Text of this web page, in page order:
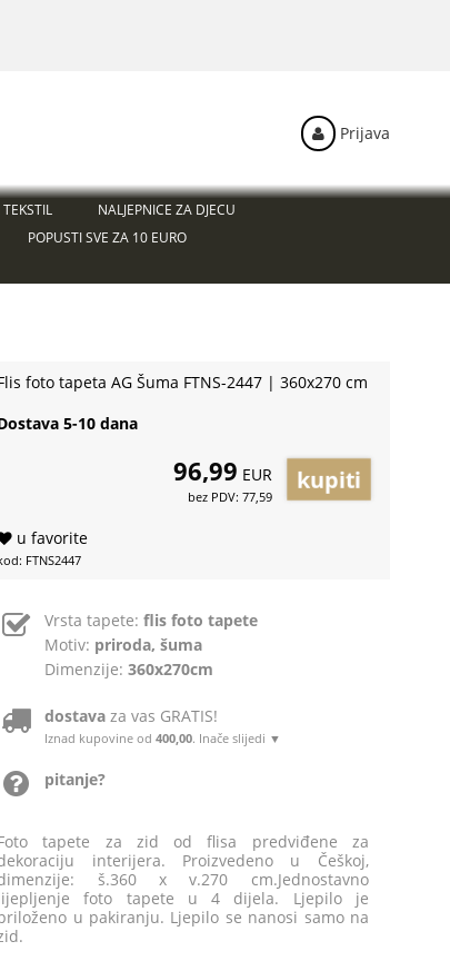
foto tapeta AG Šuma FTNS-2447 | 360x270 cm
5-10 dana
96,99 EUR
bez PDV: 77,59
u favorite
FTNS2447
Vrsta tapete:flis foto tapete
Motiv: priroda, šuma
Dimenzije:360x270cm
dostava za vas GRATIS!
Iznad kupovine od400,00. Inače slijedi ▼
pitanje?
tapete za zid od flisa predviđene za
interijera. Proizvedeno u Češkoj,
š.360 x v.270 cm.Jednostavno
foto tapete u 4 dijela. Ljepilo je
u pakiranju. Ljepilo se nanosi samo na
NALJEPNICE ZA DJECU
POPUSTI SVE ZA 10 EURO
Prijava